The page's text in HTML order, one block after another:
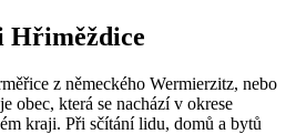
Hřiměždice
z německého Wermierzitz, nebo
obec, která se nachází v okrese
kraji. Při sčítání lidu, domů a bytů